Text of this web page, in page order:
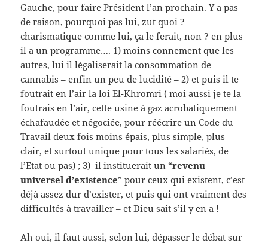
Gauche, pour faire Président l’an prochain. Y a pas
de raison, pourquoi pas lui, zut quoi ?
charismatique comme lui, ça le ferait, non ? en plus
il a un programme…. 1) moins connement que les
autres, lui il légaliserait la consommation de
cannabis – enfin un peu de lucidité – 2) et puis il te
foutrait en l’air la loi El-Khromri ( moi aussi je te la
foutrais en l’air, cette usine à gaz acrobatiquement
échafaudée et négociée, pour réécrire un Code du
Travail deux fois moins épais, plus simple, plus
clair, et surtout unique pour tous les salariés, de
l’Etat ou pas) ; 3) il instituerait un “revenu
universel d’existence” pour ceux qui existent, c’est
déjà assez dur d’exister, et puis qui ont vraiment des
difficultés à travailler – et Dieu sait s’il y en a !
Ah oui, il faut aussi, selon lui, dépasser le débat sur